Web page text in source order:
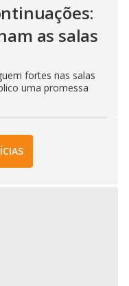
as salas
fortes nas salas
uma promessa